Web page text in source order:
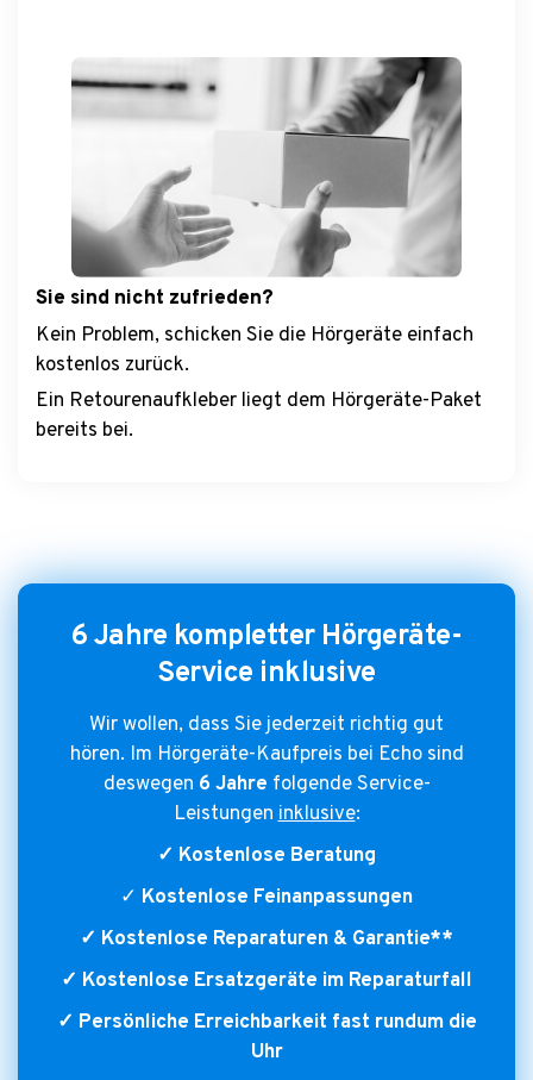
Sie sind nicht zufrieden?
Kein Problem, schicken Sie die Hörgeräte einfach
kostenlos zurück.
Ein Retourenaufkleber liegt dem Hörgeräte-Paket
bereits bei.
6 Jahre kompletter Hörgeräte-
Service inklusive
Wir wollen, dass Sie jederzeit richtig gut
hören. Im Hörgeräte-Kaufpreis bei Echo sind
deswegen 6 Jahre folgende Service-
Leistungeninklusive:
✓ Kostenlose Beratung
✓ Kostenlose Feinanpassungen
✓ Kostenlose Reparaturen & Garantie**
✓ Kostenlose Ersatzgeräte im Reparaturfall
✓ Persönliche Erreichbarkeit fast rundum die
Uhr